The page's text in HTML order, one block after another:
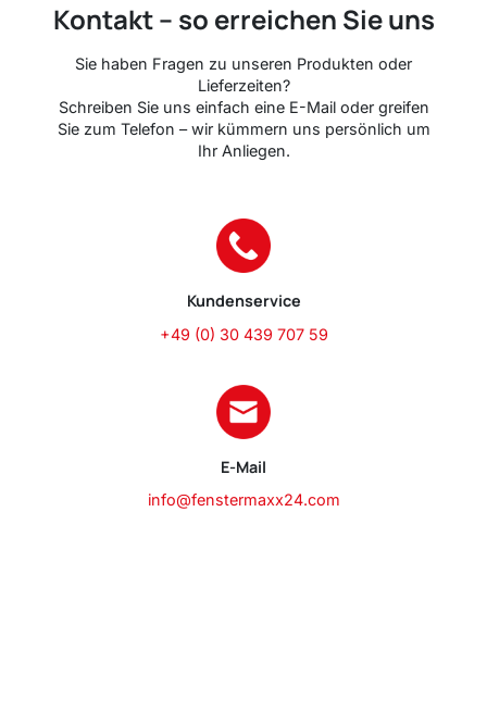
Kontakt – so erreichen Sie uns
Sie haben Fragen zu unseren Produkten oder
Lieferzeiten?
Schreiben Sie uns einfach eine E-Mail oder greifen
Sie zum Telefon – wir kümmern uns persönlich um
Ihr Anliegen.
Kundenservice
+49 (0) 30 439 707 59
E-Mail
info@fenstermaxx24.com